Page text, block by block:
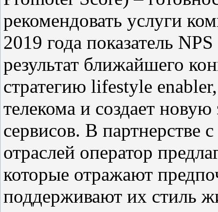
рекомендовать услуги
2019 года показатель
результат ближайшего
стратегию lifestyle
телекома и создает
сервисов. В партнерстве
отраслей оператор
которые отражают
поддерживают их стиль